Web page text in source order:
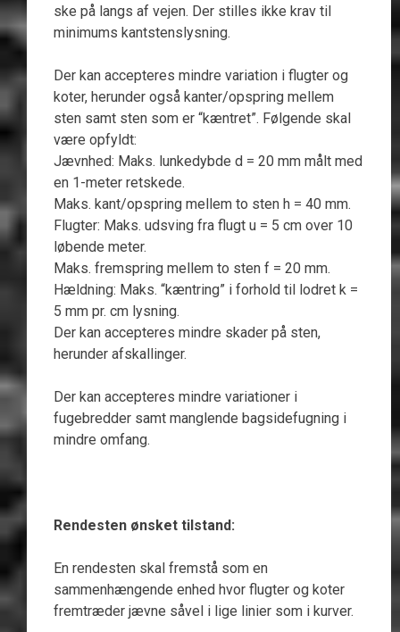
ske på langs af vejen. Der stilles ikke krav til
minimums kantstenslysning.
Der kan accepteres mindre variation i flugter og
koter, herunder også kanter/opspring mellem
sten samt sten som er “kæntret”. Følgende skal
være opfyldt:
Jævnhed: Maks. lunkedybde d = 20 mm målt med
en 1-meter retskede.
Maks. kant/opspring mellem to sten h = 40 mm.
Flugter: Maks. udsving fra flugt u = 5 cm over 10
løbende meter.
Maks. fremspring mellem to sten f = 20 mm.
Hældning: Maks. “kæntring” i forhold til lodret k =
5 mm pr. cm lysning.
Der kan accepteres mindre skader på sten,
herunder afskallinger.
Der kan accepteres mindre variationer i
fugebredder samt manglende bagsidefugning i
mindre omfang.
Rendesten ønsket tilstand:
En rendesten skal fremstå som en
sammenhængende enhed hvor flugter og koter
fremtræder jævne såvel i lige linier som i kurver.